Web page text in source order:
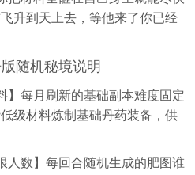
升到天上去，等他来了你已经
随机秘境说明
】每月刷新的基础副本难度固定
级材料炼制基础丹药装备，供
人数】每回合随机生成的肥图谁